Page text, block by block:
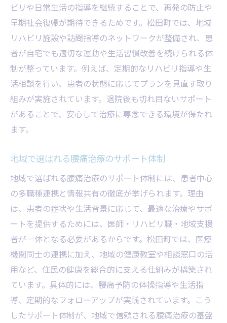
ビリや日常生活の指導を継続することで、再発の防止や
早期社会復帰が期待できるためです。松田町では、地域
リハビリ施設や訪問指導のネットワークが整備され、患
者が自宅でも適切な運動や生活習慣改善を続けられる体
制が整っています。例えば、定期的なリハビリ指導や生
活相談を行い、患者の状態に応じてプランを見直す取り
組みが実施されています。退院後も切れ目ないサポート
があることで、安心して治療に専念できる環境が保たれ
ます。
地域で選ばれる腰痛治療のサポート体制
地域で選ばれる腰痛治療のサポート体制には、患者中心
の多職種連携と情報共有の徹底が挙げられます。理由
は、患者の症状や生活背景に応じて、最適な治療やサポ
ートを提供するためには、医師・リハビリ職・地域支援
者が一体となる必要があるからです。松田町では、医療
機関同士の連携に加え、地域の健康教室や相談窓口の活
用など、住民の健康を総合的に支える仕組みが構築され
ています。具体的には、腰痛予防の体操指導や生活指
導、定期的なフォローアップが実践されています。こう
したサポート体制が、地域で信頼される腰痛治療の基盤